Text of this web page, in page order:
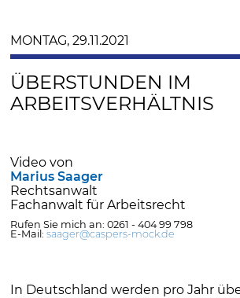
MONTAG, 29.11.2021
ÜBERSTUNDEN IM
ARBEITSVERHÄLTNIS
Video von
Marius Saager
Rechtsanwalt
Fachanwalt für Arbeitsrecht
Rufen Sie mich an: 0261 - 404 99 798
E-Mail:saager@caspers-mock.de
In Deutschland werden pro Jahr